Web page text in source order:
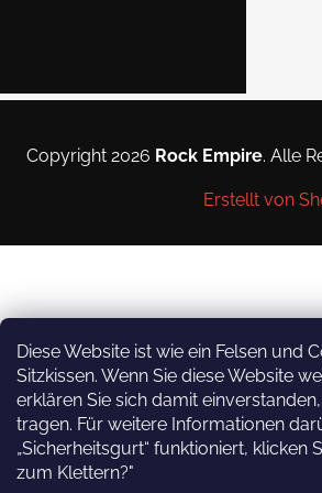
Diese Website ist wie ein Felsen und
Sitzkissen. Wenn Sie diese Website
erklären Sie sich damit einverstanden,
tragen. Für weitere Informationen
„Sicherheitsgurt“ funktioniert, klicken
zum Klettern?"
Legen Sie Ihre E-Mail ein und
Mit der Eingabe Ihrer E-
Mail-Adresse erklären Sie
sich mit den Bedingungen
der
Datenschutzerklärung.
Erstellt von
Copyright 2026 Rock Empire. Alle